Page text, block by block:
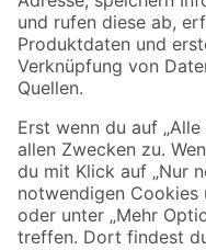
Zahlungsarten
Sicher einkaufen
Jetzt die toom-App